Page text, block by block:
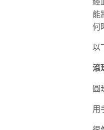
經
能
何
以
滾
圓
用